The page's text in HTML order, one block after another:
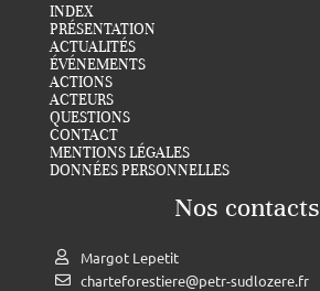
INDEX
PRÉSENTATION
ACTUALITÉS
ÉVÉNEMENTS
ACTIONS
ACTEURS
QUESTIONS
CONTACT
MENTIONS LÉGALES
DONNÉES PERSONNELLES
Nos contacts
Margot Lepetit
charteforestiere@petr-sudlozere.fr